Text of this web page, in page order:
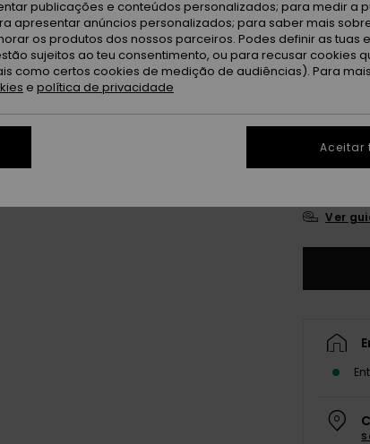
Ver
publicações e conteúdos personalizados; para medir a
apresentar anúncios personalizados; para saber mais
os produtos dos nossos parceiros. Podes definir as tuas
sujeitos ao teu consentimento, ou para recusar cookies
como certos cookies de medição de audiências). Para
e política de privacidade
Aceitar